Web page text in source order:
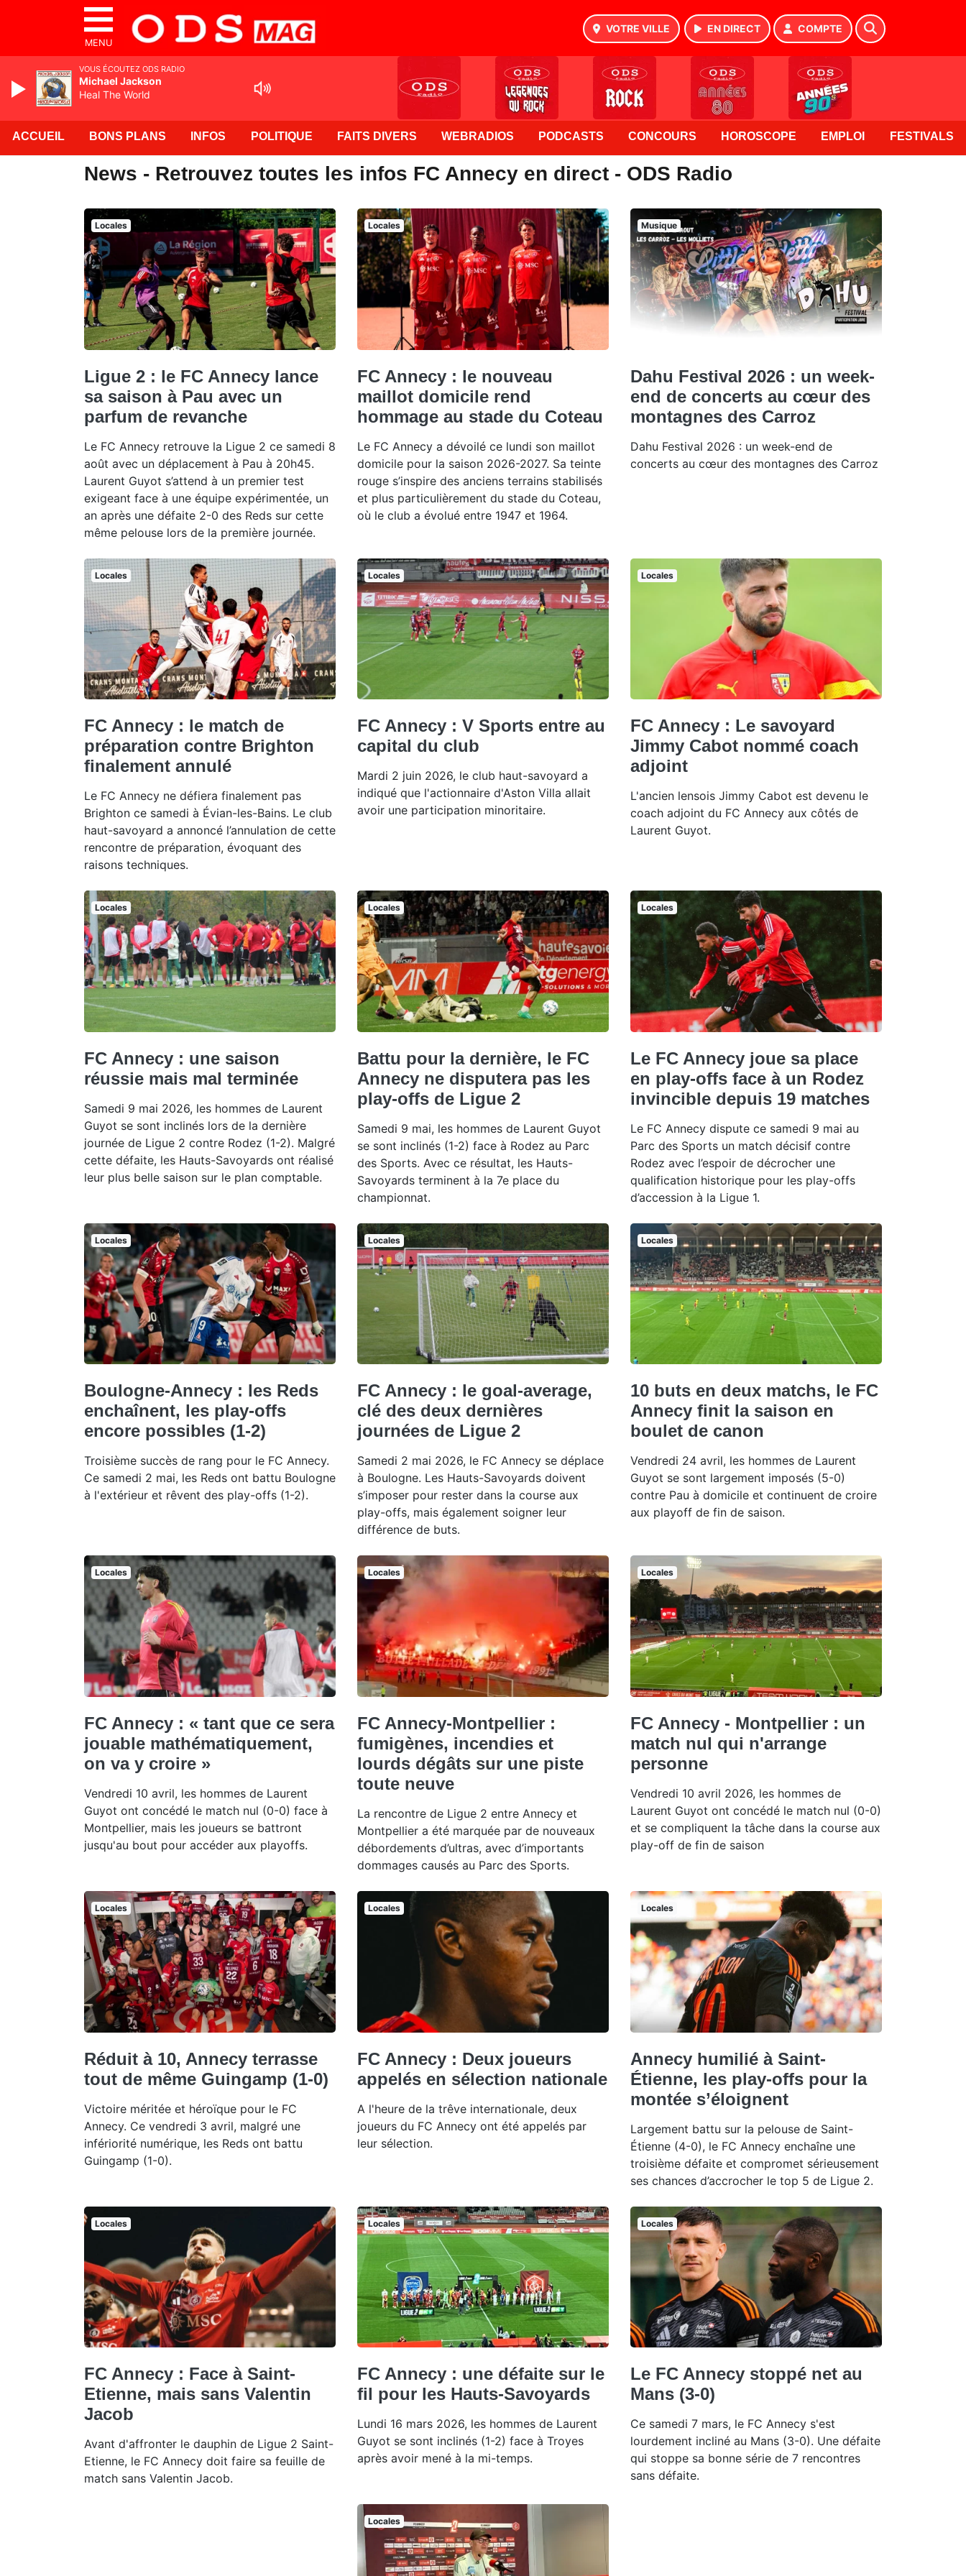
MENU
VOTRE VILLE EN DIRECT COMPTE
ACCUEIL BONS PLANS INFOS POLITIQUE FAITS DIVERS WEBRADIOS PODCASTS CONCOURS HOROSCOPE EMPLOI FESTIVALS
News - Retrouvez toutes les infos FC Annecy en direct - ODS Radio
Locales
Ligue 2 : le FC Annecy lance
sa saison à Pau avec un
parfum de revanche
Le FC Annecy retrouve la Ligue 2 ce samedi 8
août avec un déplacement à Pau à 20h45.
Laurent Guyot s’attend à un premier test
exigeant face à une équipe expérimentée, un
an après une défaite 2-0 des Reds sur cette
même pelouse lors de la première journée.
Locales
FC Annecy : le nouveau
maillot domicile rend
hommage au stade du Coteau
Le FC Annecy a dévoilé ce lundi son maillot
domicile pour la saison 2026-2027. Sa teinte
rouge s’inspire des anciens terrains stabilisés
et plus particulièrement du stade du Coteau,
où le club a évolué entre 1947 et 1964.
Musique
Dahu Festival 2026 : un week-
end de concerts au cœur des
montagnes des Carroz
Dahu Festival 2026 : un week-end de
concerts au cœur des montagnes des Carroz
Locales
FC Annecy : le match de
préparation contre Brighton
finalement annulé
Le FC Annecy ne défiera finalement pas
Brighton ce samedi à Évian-les-Bains. Le club
haut-savoyard a annoncé l’annulation de cette
rencontre de préparation, évoquant des
raisons techniques.
Locales
FC Annecy : V Sports entre au
capital du club
Mardi 2 juin 2026, le club haut-savoyard a
indiqué que l'actionnaire d'Aston Villa allait
avoir une participation minoritaire.
Locales
FC Annecy : Le savoyard
Jimmy Cabot nommé coach
adjoint
L'ancien lensois Jimmy Cabot est devenu le
coach adjoint du FC Annecy aux côtés de
Laurent Guyot.
Locales
FC Annecy : une saison
réussie mais mal terminée
Samedi 9 mai 2026, les hommes de Laurent
Guyot se sont inclinés lors de la dernière
journée de Ligue 2 contre Rodez (1-2). Malgré
cette défaite, les Hauts-Savoyards ont réalisé
leur plus belle saison sur le plan comptable.
Locales
Battu pour la dernière, le FC
Annecy ne disputera pas les
play-offs de Ligue 2
Samedi 9 mai, les hommes de Laurent Guyot
se sont inclinés (1-2) face à Rodez au Parc
des Sports. Avec ce résultat, les Hauts-
Savoyards terminent à la 7e place du
championnat.
Locales
Le FC Annecy joue sa place
en play-offs face à un Rodez
invincible depuis 19 matches
Le FC Annecy dispute ce samedi 9 mai au
Parc des Sports un match décisif contre
Rodez avec l’espoir de décrocher une
qualification historique pour les play-offs
d’accession à la Ligue 1.
Locales
Boulogne-Annecy : les Reds
enchaînent, les play-offs
encore possibles (1-2)
Troisième succès de rang pour le FC Annecy.
Ce samedi 2 mai, les Reds ont battu Boulogne
à l'extérieur et rêvent des play-offs (1-2).
Locales
FC Annecy : le goal-average,
clé des deux dernières
journées de Ligue 2
Samedi 2 mai 2026, le FC Annecy se déplace
à Boulogne. Les Hauts-Savoyards doivent
s’imposer pour rester dans la course aux
play-offs, mais également soigner leur
différence de buts.
Locales
10 buts en deux matchs, le FC
Annecy finit la saison en
boulet de canon
Vendredi 24 avril, les hommes de Laurent
Guyot se sont largement imposés (5-0)
contre Pau à domicile et continuent de croire
aux playoff de fin de saison.
Locales
FC Annecy : « tant que ce sera
jouable mathématiquement,
on va y croire »
Vendredi 10 avril, les hommes de Laurent
Guyot ont concédé le match nul (0-0) face à
Montpellier, mais les joueurs se battront
jusqu'au bout pour accéder aux playoffs.
Locales
FC Annecy-Montpellier :
fumigènes, incendies et
lourds dégâts sur une piste
toute neuve
La rencontre de Ligue 2 entre Annecy et
Montpellier a été marquée par de nouveaux
débordements d’ultras, avec d’importants
dommages causés au Parc des Sports.
Locales
FC Annecy - Montpellier : un
match nul qui n'arrange
personne
Vendredi 10 avril 2026, les hommes de
Laurent Guyot ont concédé le match nul (0-0)
et se compliquent la tâche dans la course aux
play-off de fin de saison
Locales
Réduit à 10, Annecy terrasse
tout de même Guingamp (1-0)
Victoire méritée et héroïque pour le FC
Annecy. Ce vendredi 3 avril, malgré une
infériorité numérique, les Reds ont battu
Guingamp (1-0).
Locales
FC Annecy : Deux joueurs
appelés en sélection nationale
A l'heure de la trêve internationale, deux
joueurs du FC Annecy ont été appelés par
leur sélection.
Locales
Annecy humilié à Saint-
Étienne, les play-offs pour la
montée s’éloignent
Largement battu sur la pelouse de Saint-
Étienne (4-0), le FC Annecy enchaîne une
troisième défaite et compromet sérieusement
ses chances d’accrocher le top 5 de Ligue 2.
Locales
FC Annecy : Face à Saint-
Etienne, mais sans Valentin
Jacob
Avant d'affronter le dauphin de Ligue 2 Saint-
Etienne, le FC Annecy doit faire sa feuille de
match sans Valentin Jacob.
Locales
FC Annecy : une défaite sur le
fil pour les Hauts-Savoyards
Lundi 16 mars 2026, les hommes de Laurent
Guyot se sont inclinés (1-2) face à Troyes
après avoir mené à la mi-temps.
Locales
Le FC Annecy stoppé net au
Mans (3-0)
Ce samedi 7 mars, le FC Annecy s'est
lourdement incliné au Mans (3-0). Une défaite
qui stoppe sa bonne série de 7 rencontres
sans défaite.
Locales
VOUS ÉCOUTEZ ODS RADIO
Michael Jackson
Heal The World